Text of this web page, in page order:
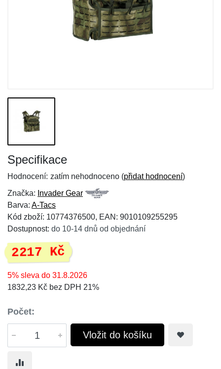
Specifikace
Hodnocení: zatím nehodnoceno (přidat hodnocení)
Značka: Invader Gear
Barva: A-Tacs
Kód zboží: 10774376500, EAN: 9010109255295
Dostupnost: do 10-14 dnů od objednání
2217 Kč
5% sleva do 31.8.2026
1832,23 Kč bez DPH 21%
Počet:
Vložit do košíku